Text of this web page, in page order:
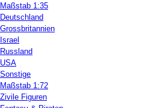
Maßstab 1:35
Deutschland
Grossbritannien
Israel
Russland
USA
Sonstige
Maßstab 1:72
Zivile Figuren